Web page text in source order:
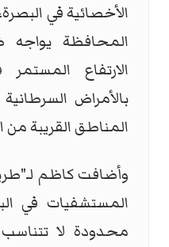
الأخصائية في
المحافظة يواجه
الارتفاع
بالأمراض
المناطق القريبة
وأضافت كاظم
المستشفيات في
محدودة لا